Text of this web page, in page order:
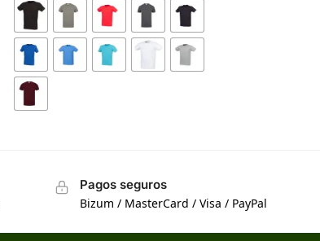
Pagos seguros
Bizum / MasterCard / Visa / PayPal